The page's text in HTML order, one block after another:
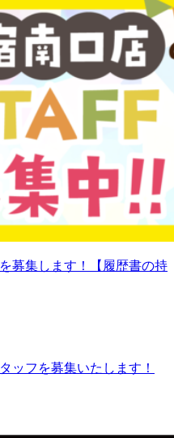
募集します！【履歴書の持
ッフを募集いたします！